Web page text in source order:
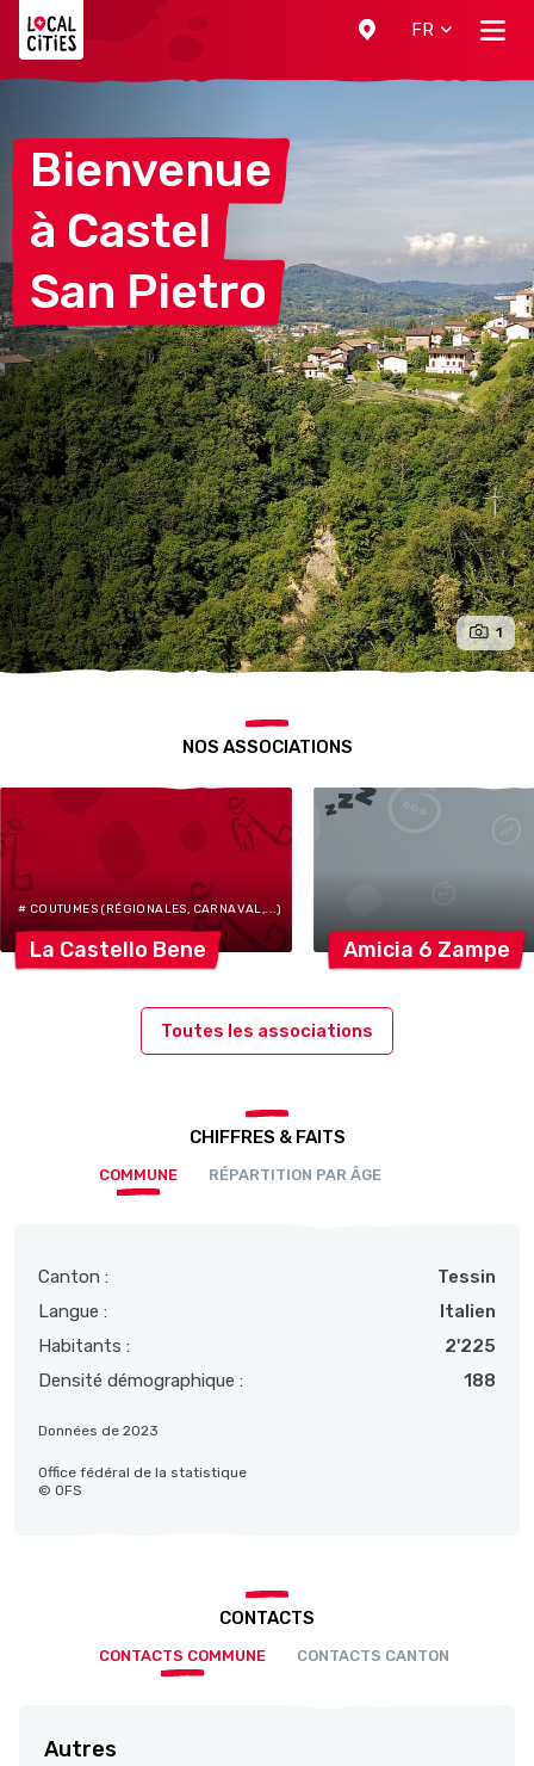
FR
Bienvenue
à Castel
San Pietro
1
NOS ASSOCIATIONS
# COUTUMES (RÉGIONALES, CARNAVAL,...)
La Castello Bene Amicia 6 Zampe
Toutes les associations
CHIFFRES & FAITS
COMMUNE RÉPARTITION PAR ÂGE
Canton :
Tessin
Langue :
Italien
Habitants :
2'225
Densité démographique :
188
Données de 2023
Office fédéral de la statistique
© OFS
CONTACTS
CONTACTS COMMUNE CONTACTS CANTON
Autres